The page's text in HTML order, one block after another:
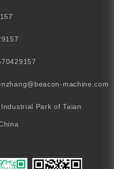
machine.com
Park of Taian